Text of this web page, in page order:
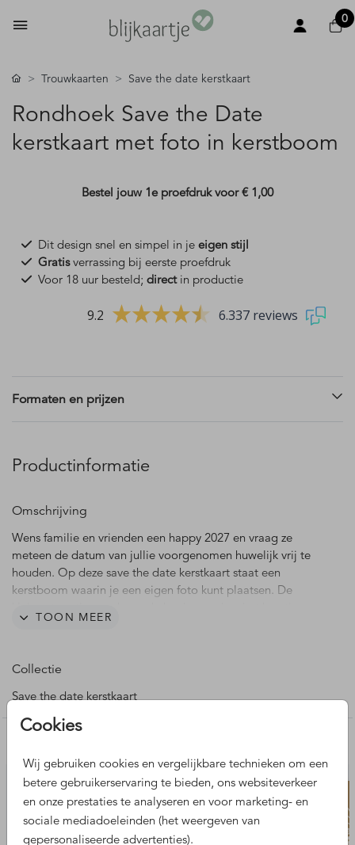
0
Cookies
Wij gebruiken cookies en vergelijkbare technieken om een
betere gebruikerservaring te bieden, ons websiteverkeer
en onze prestaties te analyseren en voor marketing- en
sociale mediadoeleinden (het weergeven van
gepersonaliseerde advertenties).
Trouwkaarten Save the date kerstkaart
Rondhoek Save the Date
kerstkaart met foto in kerstboom
Bestel jouw 1e proefdruk voor€ 1,00
Dit design snel en simpel in je eigen stijl
Gratisverrassing bij eerste proefdruk
Voor 18 uur besteld; directin productie
9.2 6.337 reviews
Formaten en prijzen
Productinformatie
Omschrijving
Wens familie en vrienden een happy 2027 en vraag ze
meteen de datum van jullie voorgenomen huwelijk vrij te
houden. Op deze save the date kerstkaart staat een
kerstboom waarin je een eigen foto kunt plaatsen. De
compleet. De teksten en lettertypes zijn gemakkelijk aan te
TOON MEER
Collectie
Save the date kerstkaart